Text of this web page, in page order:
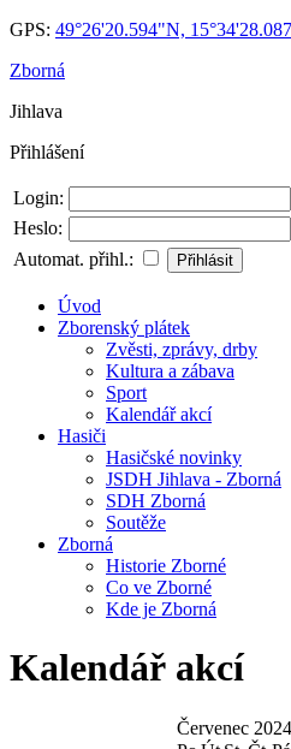
GPS: 49°26'20.594"N,
Zborná
Jihlava
Přihlášení
Login:
Heslo:
Automat. přihl.:
Úvod
Zborenský plátek
Zvěsti, zprávy, drby
Kultura a zábava
Sport
Kalendář akcí
Hasiči
Hasičské novinky
JSDH Jihlava - Zborná
SDH Zborná
Soutěže
Zborná
Historie Zborné
Co ve Zborné
Kde je Zborná
Kalendář akcí
Červenec 2024